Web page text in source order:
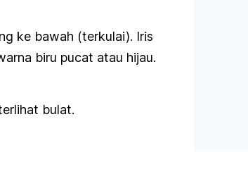
ke bawah (terkulai). Iris
biru pucat atau hijau.
bulat.